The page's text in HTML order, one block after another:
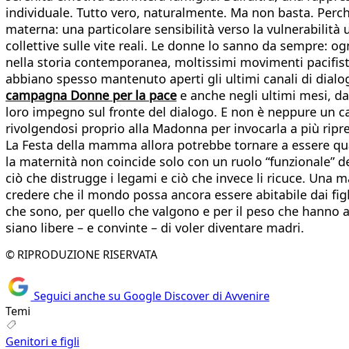
individuale. Tutto vero, naturalmente. Ma non basta.
materna: una particolare sensibilità verso la vulnerabilità
collettive sulle vite reali. Le donne lo sanno da sempre:
nella storia contemporanea, moltissimi movimenti
abbiano spesso mantenuto aperti gli ultimi canali di
campagna Donne per la pace e anche negli ultimi mesi,
loro impegno sul fronte del dialogo. E non è neppure un
rivolgendosi proprio alla Madonna per invocarla a più
La Festa della mamma allora potrebbe tornare a essere
la maternità non coincide solo con un ruolo “funzionale”
ciò che distrugge i legami e ciò che invece li ricuce. Una
credere che il mondo possa ancora essere abitabile dai
che sono, per quello che valgono e per il peso che
siano libere – e convinte – di voler diventare madri.
© RIPRODUZIONE RISERVATA
Seguici anche su Google Discover di Avvenire
Temi
Genitori e figli